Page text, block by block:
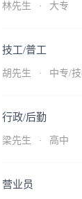
林先生 · 大专
技工/普工
胡先生 · 中专/
行政/后勤
梁先生 · 高中
营业员